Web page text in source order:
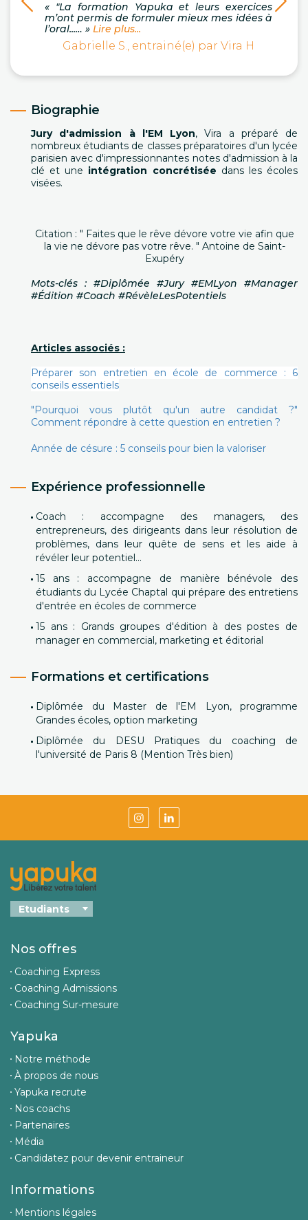
« "La formation Yapuka et leurs exercices
m’ont permis de formuler mieux mes idées à
l’oral...… » Lire plus...
Gabrielle S., entrainé(e) par Vira H
«
Biographie
Jury d'admission à l'EM Lyon, Vira a préparé de
nombreux étudiants de classes préparatoires d'un lycée
parisien avec d'impressionnantes notes d'admission à la
clé et une intégration concrétisée dans les écoles
visées.
Citation : " Faites que le rêve dévore votre vie afin que
la vie ne dévore pas votre rêve. " Antoine de Saint-
Exupéry
Mots-clés : #Diplômée #Jury #EMLyon #Manager
#Édition #Coach #RévèleLesPotentiels
Articles associés :
Préparer son entretien en école de commerce : 6
conseils essentiels
"Pourquoi vous plutôt qu'un autre candidat ?"
Comment répondre à cette question en entretien ?
Année de césure : 5 conseils pour bien la valoriser
Expérience professionnelle
Coach : accompagne des managers, des
entrepreneurs, des dirigeants dans leur résolution de
problèmes, dans leur quête de sens et les aide à
révéler leur potentiel...
15 ans : accompagne de manière bénévole des
étudiants du Lycée Chaptal qui prépare des entretiens
d'entrée en écoles de commerce
15 ans : Grands groupes d'édition à des postes de
manager en commercial, marketing et éditorial
Formations et certifications
Diplômée du Master de l'EM Lyon, programme
Grandes écoles, option marketing
Diplômée du DESU Pratiques du coaching de
l'université de Paris 8 (Mention Très bien)
Nos offres
Coaching Express
Coaching Admissions
Coaching Sur-mesure
Yapuka
Notre méthode
À propos de nous
Yapuka recrute
Nos coachs
Partenaires
Média
Candidatez pour devenir entraineur
Informations
Mentions légales